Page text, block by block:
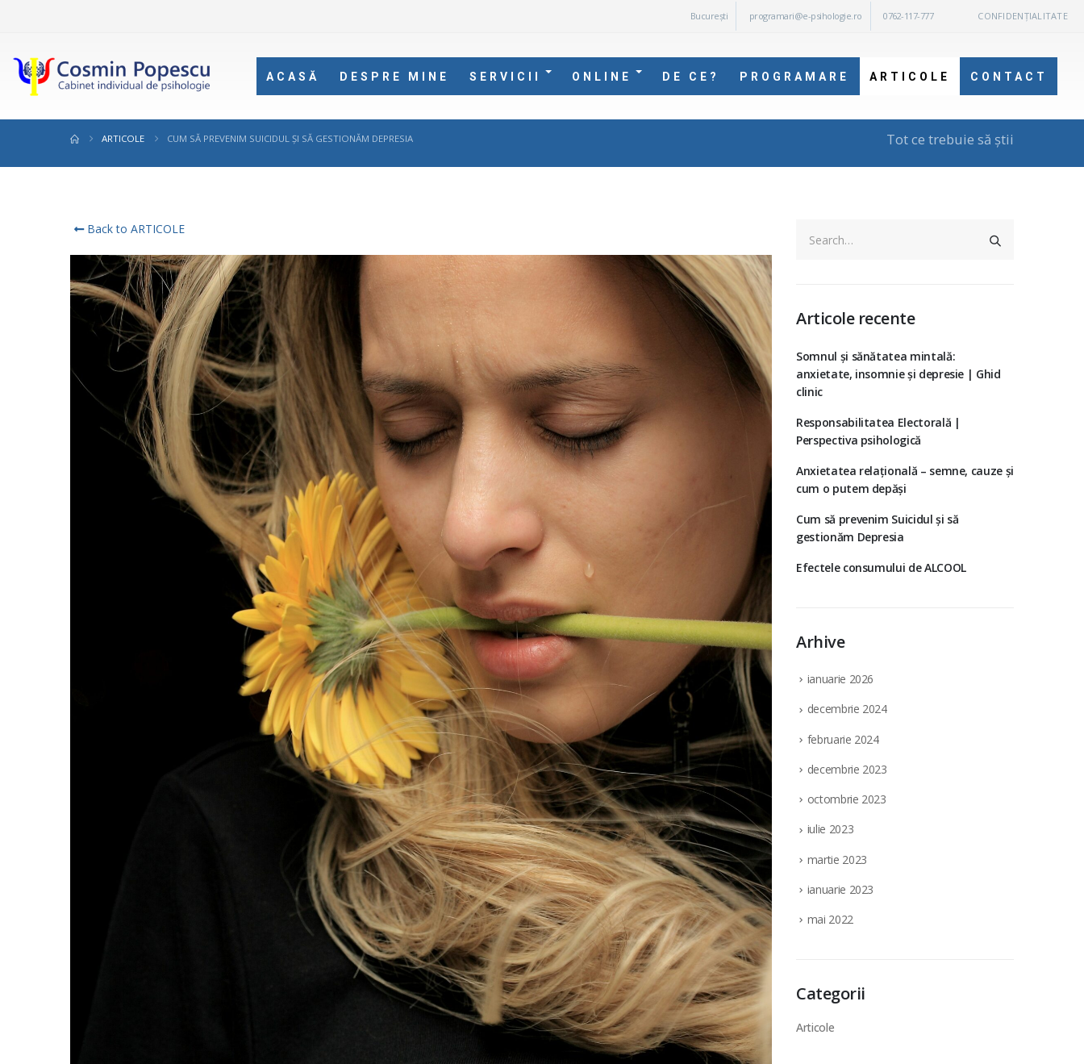
București programari@e-psihologie.ro 0762-117-777 CONFIDENȚIALITATE
ACASĂ DESPRE MINE SERVICII ONLINE DE CE? PROGRAMARE ARTICOLE CONTACT
Tot ce trebuie să știi
ARTICOLE CUM SĂ PREVENIM SUICIDUL ȘI SĂ GESTIONĂM DEPRESIA
Back to ARTICOLE
Articole recente
Somnul și sănătatea mintală:
anxietate, insomnie și depresie | Ghid
clinic
Responsabilitatea Electorală |
Perspectiva psihologică
Anxietatea relațională – semne, cauze și
cum o putem depăși
Cum să prevenim Suicidul și să
gestionăm Depresia
Efectele consumului de ALCOOL
Arhive
ianuarie 2026
decembrie 2024
februarie 2024
decembrie 2023
octombrie 2023
iulie 2023
martie 2023
ianuarie 2023
mai 2022
Categorii
Articole